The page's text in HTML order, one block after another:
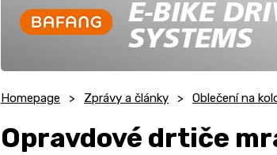
Homepage Zprávy a články Oblečení na
Opravdové drtiče